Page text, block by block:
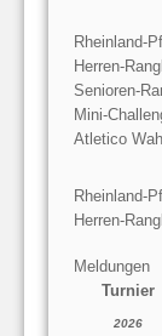
Rheinland-
Herren-
Senioren-
Mini-
Atletico
Rheinland-
Herren-
Meldungen
Turnier
2026